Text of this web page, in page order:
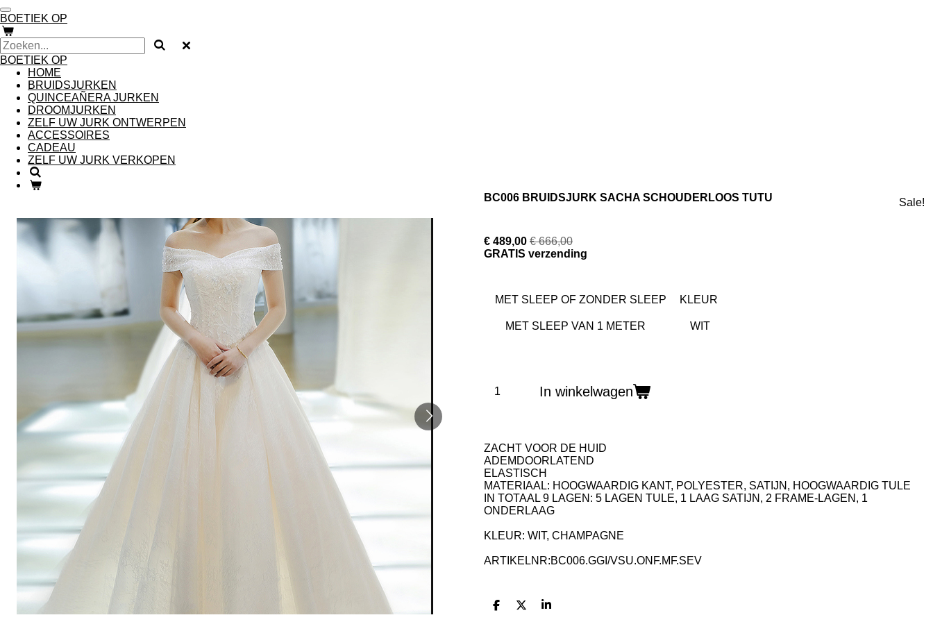
Ga
direct
naar
de
hoofdinhoud
BOETIEK OP
BOETIEK OP
HOME
BRUIDSJURKEN
QUINCEAÑERA JURKEN
DROOMJURKEN
ZELF UW JURK ONTWERPEN
ACCESSOIRES
CADEAU
ZELF UW JURK VERKOPEN
BC006 BRUIDSJURK SACHA SCHOUDERLOOS TUTU Sale!
€ 489,00 € 666,00
GRATIS verzending
MET SLEEP OF ZONDER SLEEP KLEUR
In winkelwagen
ZACHT VOOR DE HUID
ADEMDOORLATEND
ELASTISCH
MATERIAAL: HOOGWAARDIG KANT, POLYESTER, SATIJN, HOOGWAARDIG TULE
IN TOTAAL 9 LAGEN: 5 LAGEN TULE, 1 LAAG SATIJN, 2 FRAME-LAGEN, 1
ONDERLAAG
KLEUR: WIT, CHAMPAGNE
ARTIKELNR:BC006.GGI/VSU.ONF.MF.SEV
D
D
S